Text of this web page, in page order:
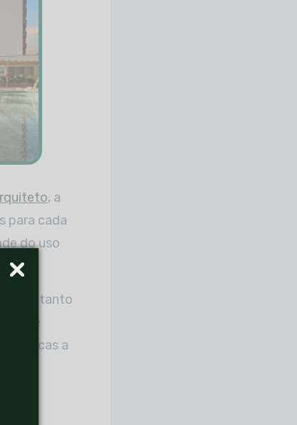
, a
para cada
do uso
tanto
se de
as dicas a